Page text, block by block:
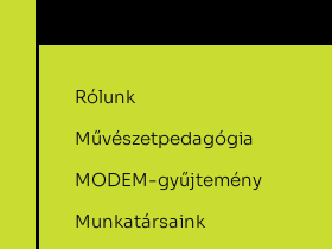
Rólunk
Művészetpedagógia
MODEM-gyűjtemény
Munkatársaink